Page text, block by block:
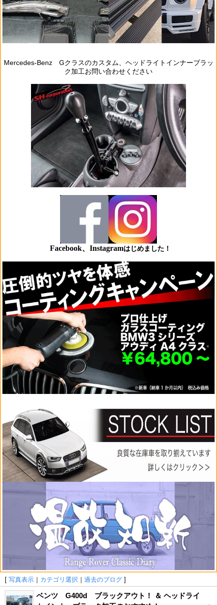
Mercedes‐Benz Gクラスのカスタム、ヘッドライトインナーブラッ
ク加工お問い合わせください
Facebook、Instagramはじめました！
[ 写真表示 ｜ カテゴリ選択 ｜ 過去のブログ ]
ベンツ G400d ブラックアウト！ ＆ ヘッドライ